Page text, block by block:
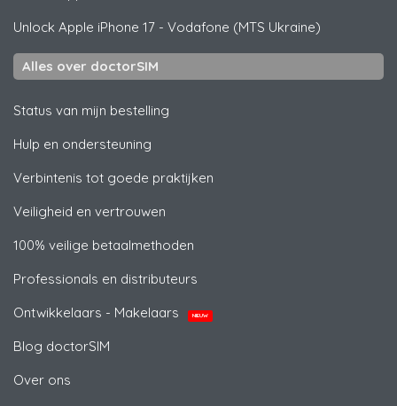
Unlock Apple iPhone 17 - Vodafone (MTS Ukraine)
Alles over doctorSIM
Status van mijn bestelling
Hulp en ondersteuning
Verbintenis tot goede praktijken
Veiligheid en vertrouwen
100% veilige betaalmethoden
Professionals en distributeurs
Ontwikkelaars - Makelaars
NIEUW
Blog doctorSIM
Over ons